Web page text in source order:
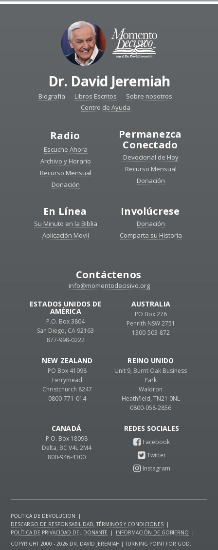
Dr. David Jeremiah
Biografía Libros Escritos
Sobre nosotros
Centro de Ayuda
Radio
Escuche Ahora
Archivo y Horario
Recurso Mensual
Donación
Permanezca
Conectado
Devocional de Hoy
Recurso Mensual
Donación
En Línea
Su Minuto en la Biblia
Aplicación Movil
Involúcrese
Donación
Comparta su Historia
Contáctenos
info@momentodecisivo.org
ESTADOS UNIDOS DE
AMÉRICA
P.O. Box 3804
San Diego, CA 92163
877-998-0222
CANADÁ
P.O. Box 18098
Delta, BC V4L 2M4
800-946-4300
REINO UNIDO
Unit 9, Burnt Oak Business
Park
Waldron
Heathfield, TN21 0NL
0800-058-2856
AUSTRALIA
PO Box 276
Penrith NSW 2751
1300-503-872
NEW ZEALAND
PO Box 41098
Ferrymead
Christchurch 8247
0800-771-014
POLITICA DE DEVOLUCION
|
DESCARGO DE RESPONSABILIDAD, TÉRMINOS Y CONDICIONES |
POLÍTICA DE PRIVACIDAD DEL DONANTE
| INFORMACIÓN DE GOBIERNO
|
COPYRIGHT 2000 - 2026 DR. DAVID JEREMIAH | TURNING POINT FOR GOD.